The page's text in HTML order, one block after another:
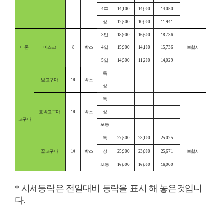
4후 14,100 14,000 14,050
상 12,500 10,000 11,941
메론 머스크 8 박스
3입 18,900 16,600 18,736
보합세
4입 15,900 14,100 15,736
5입 14,500 11,200 14,029
고구마
밤고구마 10 박스
특
상
호박고구마 10 박스
특
상
보통
꿀고구마 10 박스
특 27,500 23,100 25,025
보합세
상 25,900 23,000 25,671
보통 16,000 16,000 16,000
* 시세등락은 전일대비 등락을 표시 해 놓은것입니
다.